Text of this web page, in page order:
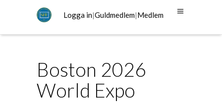
Logga in|Guldmedlem|Medlem
Boston 2026
World Expo